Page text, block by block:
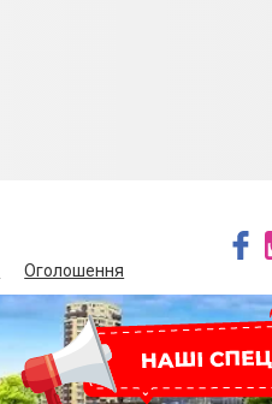
Оголошення